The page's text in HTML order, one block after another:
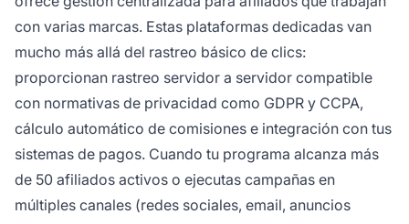
con varias marcas. Estas plataformas dedicadas van
mucho más allá del rastreo básico de clics:
proporcionan rastreo servidor a servidor compatible
con normativas de privacidad como GDPR y CCPA,
cálculo automático de comisiones e integración con tus
sistemas de pagos. Cuando tu programa alcanza más
de 50 afiliados activos o ejecutas campañas en
múltiples canales (redes sociales, email, anuncios